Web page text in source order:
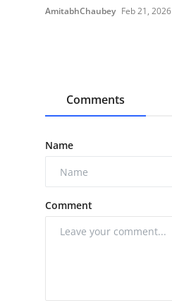
AmitabhChaubey Feb 21, 2026
Comments
Name
Comment